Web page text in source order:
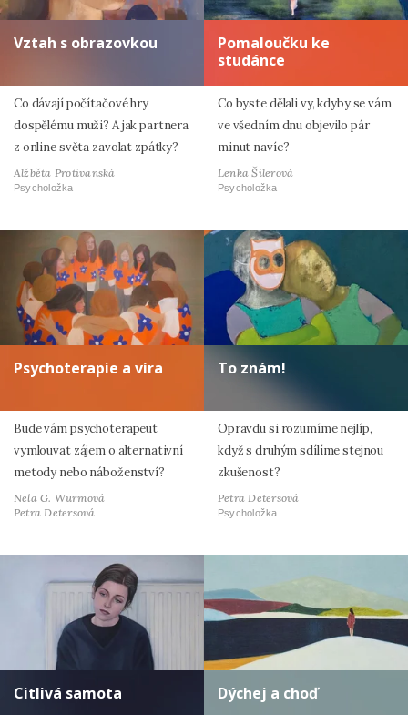
Vztah s obrazovkou
Co dávají počítačové hry
dospělému muži? A jak partnera
z online světa zavolat zpátky?
Alžběta Protivanská
Psycholožka
Pomaloučku ke
studánce
Co byste dělali vy, kdyby se vám
ve všedním dnu objevilo pár
minut navíc?
Lenka Šilerová
Psycholožka
Psychoterapie a víra
Bude vám psychoterapeut
vymlouvat zájem o alternativní
metody nebo náboženství?
Nela G. Wurmová
Petra Detersová
To znám!
Opravdu si rozumíme nejlíp,
když s druhým sdílíme stejnou
zkušenost?
Petra Detersová
Psycholožka
Citlivá samota Dýchej a choď